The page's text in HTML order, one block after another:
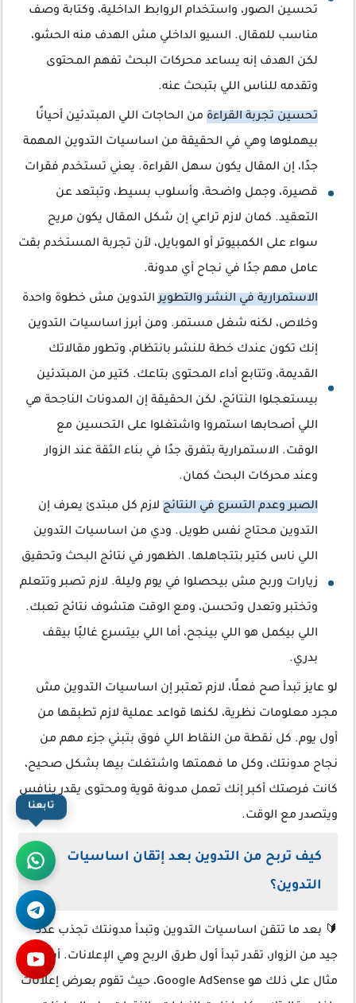
تحسين الصور، واستخدام الروابط الداخلية، وكتابة وصف
مناسب للمقال. السيو الداخلي مش الهدف منه الحشو،
لكن الهدف إنه يساعد محركات البحث تفهم المحتوى
وتقدمه للناس اللي بتبحث عنه.
تحسين تجربة القراءة من الحاجات اللي المبتدئين أحيانًا
بيهملوها وهي في الحقيقة من اساسيات التدوين المهمة
جدًا، إن المقال يكون سهل القراءة. يعني تستخدم فقرات
قصيرة، وجمل واضحة، وأسلوب بسيط، وتبتعد عن
التعقيد. كمان لازم تراعي إن شكل المقال يكون مريح
سواء على الكمبيوتر أو الموبايل، لأن تجربة المستخدم بقت
عامل مهم جدًا في نجاح أي مدونة.
الاستمرارية في النشر والتطويرالتدوين مش خطوة واحدة
وخلاص، لكنه شغل مستمر. ومن أبرز اساسيات التدوين
إنك تكون عندك خطة للنشر بانتظام، وتطور مقالاتك
القديمة، وتتابع أداء المحتوى بتاعك. كتير من المبتدئين
بيستعجلوا النتائج، لكن الحقيقة إن المدونات الناجحة هي
اللي أصحابها استمروا واشتغلوا على التحسين مع
الوقت. الاستمرارية بتفرق جدًا في بناء الثقة عند الزوار
وعند محركات البحث كمان.
الصبر وعدم التسرع في النتائج لازم كل مبتدئ يعرف إن
التدوين محتاج نفس طويل. ودي من اساسيات التدوين
اللي ناس كتير بتتجاهلها. الظهور في نتائج البحث وتحقيق
زيارات وربح مش بيحصلوا في يوم وليلة. لازم تصبر وتتعلم
وتختبر وتعدل وتحسن، ومع الوقت هتشوف نتائج تعبك.
اللي بيكمل هو اللي بينجح، أما اللي بيتسرع غالبًا بيقف
بدري.
لو عايز تبدأ صح فعلًا، لازم تعتبر إن اساسيات التدوين مش
مجرد معلومات نظرية، لكنها قواعد عملية لازم تطبقها من
أول يوم. كل نقطة من النقاط اللي فوق بتبني جزء مهم من
نجاح مدونتك، وكل ما فهمتها واشتغلت بيها بشكل صحيح،
كانت فرصتك أكبر إنك تعمل مدونة قوية ومحتوى يقدر ينافس
ويتصدر مع الوقت.
كيف تربح من التدوين بعد إتقان اساسيات
التدوين؟
🔰 بعد ما تتقن اساسيات التدوين وتبدأ مدونتك تجذب عدد
جيد من الزوار، تقدر تبدأ أول طرق الربح وهي الإعلانات. أشهر
مثال على ذلك هو Google AdSense، حيث تقوم بعرض إعلانات
تابعنا